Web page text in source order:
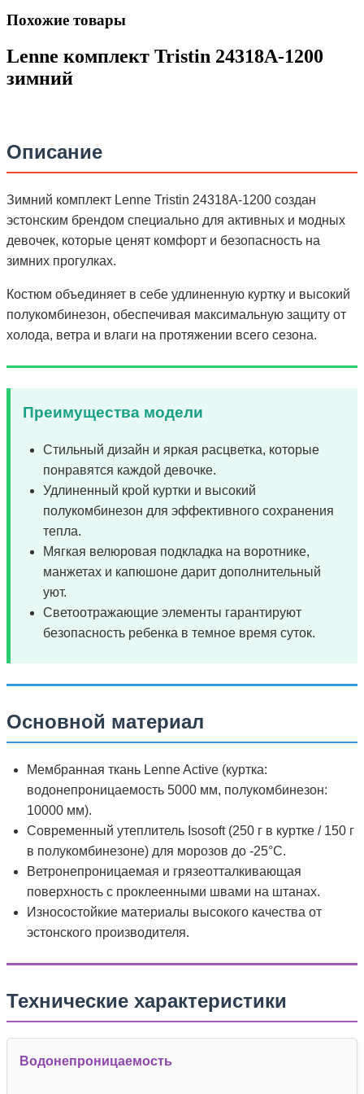
Похожие товары
Lenne комплект Tristin 24318A-1200
зимний
Описание
Зимний комплект Lenne Tristin 24318A-1200 создан
эстонским брендом специально для активных и модных
девочек, которые ценят комфорт и безопасность на
зимних прогулках.
Костюм объединяет в себе удлиненную куртку и высокий
полукомбинезон, обеспечивая максимальную защиту от
холода, ветра и влаги на протяжении всего сезона.
Преимущества модели
Стильный дизайн и яркая расцветка, которые
понравятся каждой девочке.
Удлиненный крой куртки и высокий
полукомбинезон для эффективного сохранения
тепла.
Мягкая велюровая подкладка на воротнике,
манжетах и капюшоне дарит дополнительный
уют.
Светоотражающие элементы гарантируют
безопасность ребенка в темное время суток.
Основной материал
Мембранная ткань Lenne Active (куртка:
водонепроницаемость 5000 мм, полукомбинезон:
10000 мм).
Современный утеплитель Isosoft (250 г в куртке / 150 г
в полукомбинезоне) для морозов до -25°C.
Ветронепроницаемая и грязеотталкивающая
поверхность с проклеенными швами на штанах.
Износостойкие материалы высокого качества от
эстонского производителя.
Технические характеристики
Водонепроницаемость